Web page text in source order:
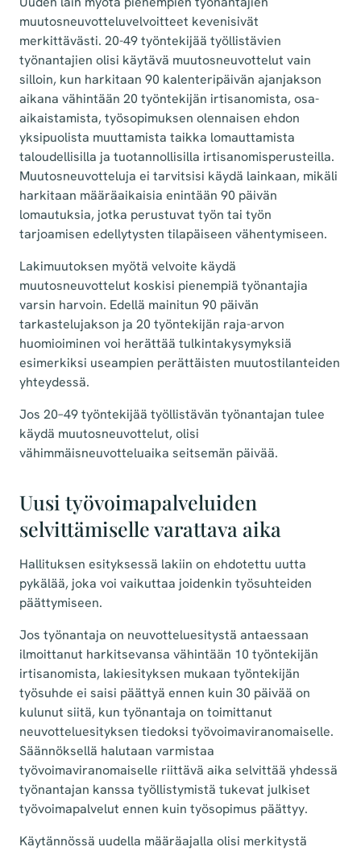
muutosneuvotteluvelvoitteet kevenisivät
merkittävästi. 20-49 työntekijää työllistävien
työnantajien olisi käytävä muutosneuvottelut vain
silloin, kun harkitaan 90 kalenteripäivän ajanjakson
aikana vähintään 20 työntekijän irtisanomista, osa-
aikaistamista, työsopimuksen olennaisen ehdon
yksipuolista muuttamista taikka lomauttamista
taloudellisilla ja tuotannollisilla irtisanomisperusteilla.
Muutosneuvotteluja ei tarvitsisi käydä lainkaan, mikäli
harkitaan määräaikaisia enintään 90 päivän
lomautuksia, jotka perustuvat työn tai työn
tarjoamisen edellytysten tilapäiseen vähentymiseen.
Lakimuutoksen myötä velvoite käydä
muutosneuvottelut koskisi pienempiä työnantajia
varsin harvoin. Edellä mainitun 90 päivän
tarkastelujakson ja 20 työntekijän raja-arvon
huomioiminen voi herättää tulkintakysymyksiä
esimerkiksi useampien perättäisten muutostilanteiden
yhteydessä.
Jos 20–49 työntekijää työllistävän työnantajan tulee
käydä muutosneuvottelut, olisi
vähimmäisneuvotteluaika seitsemän päivää.
Uusi työvoimapalveluiden
selvittämiselle varattava aika
Hallituksen esityksessä lakiin on ehdotettu uutta
pykälää, joka voi vaikuttaa joidenkin työsuhteiden
päättymiseen.
Jos työnantaja on neuvotteluesitystä antaessaan
ilmoittanut harkitsevansa vähintään 10 työntekijän
irtisanomista, lakiesityksen mukaan työntekijän
työsuhde ei saisi päättyä ennen kuin 30 päivää on
kulunut siitä, kun työnantaja on toimittanut
neuvotteluesityksen tiedoksi työvoimaviranomaiselle.
Säännöksellä halutaan varmistaa
työvoimaviranomaiselle riittävä aika selvittää yhdessä
työnantajan kanssa työllistymistä tukevat julkiset
työvoimapalvelut ennen kuin työsopimus päättyy.
Käytännössä uudella määräajalla olisi merkitystä